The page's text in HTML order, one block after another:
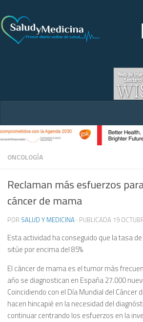
ONCOLOGÍA
Reclaman más esfuerzos
cáncer de mama
POR SALUD Y MEDICINA · PUBLICADA 19
Esta actividad ha conseguido que la tasa
sitúe por encima del 85%
El cáncer de mama es el tumor más
año se diagnostican en España 27.000
Coincidiendo con el Día Mundial del Cáncer
hacen hincapié en la necesidad del
continuar centrando los esfuerzos en la